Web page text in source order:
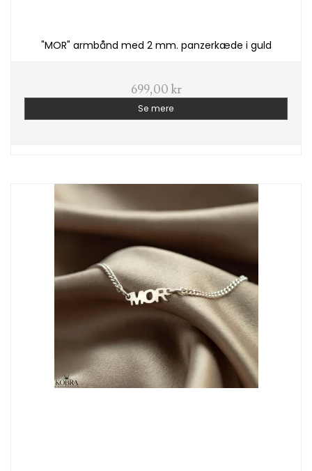
"MOR" armbånd med 2 mm. panzerkæde i guld
699,00 kr
Se mere